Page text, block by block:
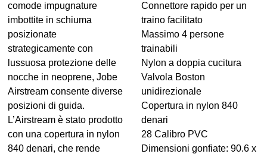
comode impugnature
imbottite in schiuma
posizionate
strategicamente con
lussuosa protezione delle
nocche in neoprene, Jobe
Airstream consente diverse
posizioni di guida.
L’Airstream è stato prodotto
con una copertura in nylon
840 denari, che rende
Connettore rapido per un
traino facilitato
Massimo 4 persone
trainabili
Nylon a doppia cucitura
Valvola Boston
unidirezionale
Copertura in nylon 840
denari
28 Calibro PVC
Dimensioni gonfiate: 90.6 x